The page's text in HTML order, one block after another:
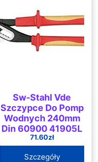
Sw-Stahl Vde
Szczypce Do Pomp
Wodnych 240mm
Din 60900 41905L
71.60zł
Szczegóły